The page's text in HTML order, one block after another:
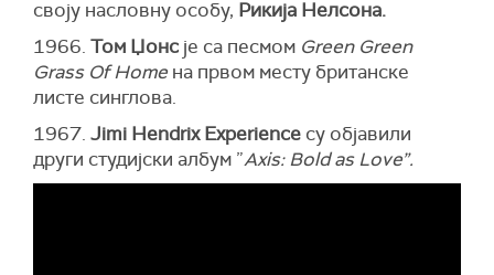
своју насловну особу, Рикија Нелсона.
1966. Том Џонс је са песмом Green Green
Grass Of Homeна првом месту британске
листе синглова.
1967. Jimi Hendrix Experience су објавили
други студијски албум ”Axis: Bold as Love”.